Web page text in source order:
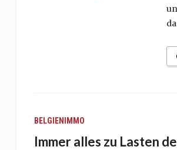
BELGIENIMMO
Immer alles zu Lasten